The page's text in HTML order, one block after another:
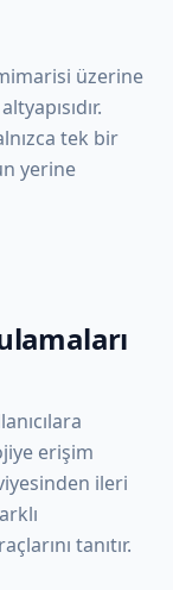
üzerine
tek bir
yerine
erişim
ileri
tanıtır.